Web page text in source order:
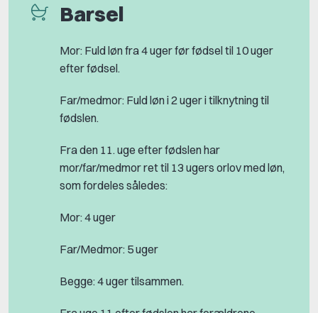
Barsel
Mor: Fuld løn fra 4 uger før fødsel til 10 uger
efter fødsel.
Far/medmor: Fuld løn i 2 uger i tilknytning til
fødslen.
Fra den 11. uge efter fødslen har
mor/far/medmor ret til 13 ugers orlov med løn,
som fordeles således:
Mor: 4 uger
Far/Medmor: 5 uger
Begge: 4 uger tilsammen.